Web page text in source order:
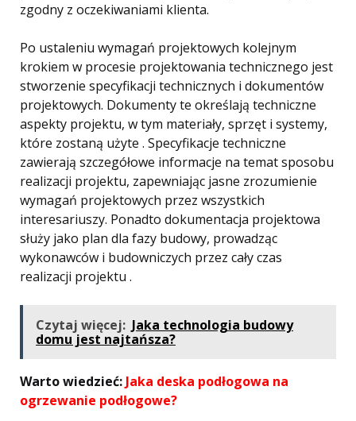
zgodny z oczekiwaniami klienta.
Po ustaleniu wymagań projektowych kolejnym
krokiem w procesie projektowania technicznego jest
stworzenie specyfikacji technicznych i dokumentów
projektowych. Dokumenty te określają techniczne
aspekty projektu, w tym materiały, sprzęt i systemy,
które zostaną użyte . Specyfikacje techniczne
zawierają szczegółowe informacje na temat sposobu
realizacji projektu, zapewniając jasne zrozumienie
wymagań projektowych przez wszystkich
interesariuszy. Ponadto dokumentacja projektowa
służy jako plan dla fazy budowy, prowadząc
wykonawców i budowniczych przez cały czas
realizacji projektu .
Czytaj więcej: Jaka technologia budowy
domu jest najtańsza?
Warto wiedzieć: Jaka deska podłogowa na
ogrzewanie podłogowe?